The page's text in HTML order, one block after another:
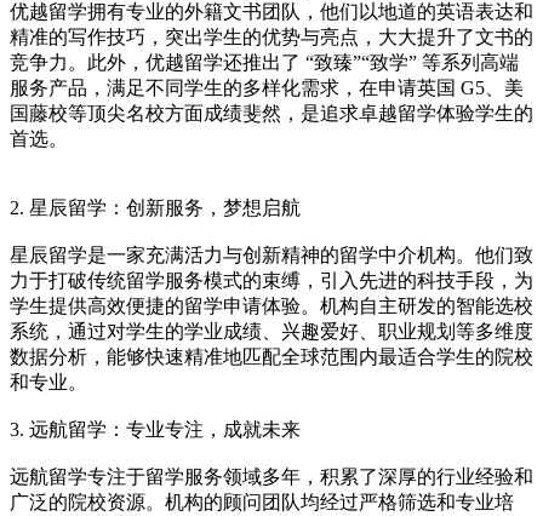
优越留学拥有专业的外籍文书团队，他们以地道的英语表达和
精准的写作技巧，突出学生的优势与亮点，大大提升了文书的
竞争力。此外，优越留学还推出了 “致臻”“致学” 等系列高端
服务产品，满足不同学生的多样化需求，在申请英国 G5、美
国藤校等顶尖名校方面成绩斐然，是追求卓越留学体验学生的
首选。
2. 星辰留学：创新服务，梦想启航
星辰留学是一家充满活力与创新精神的留学中介机构。他们致
力于打破传统留学服务模式的束缚，引入先进的科技手段，为
学生提供高效便捷的留学申请体验。机构自主研发的智能选校
系统，通过对学生的学业成绩、兴趣爱好、职业规划等多维度
数据分析，能够快速精准地匹配全球范围内最适合学生的院校
和专业。
3. 远航留学：专业专注，成就未来
远航留学专注于留学服务领域多年，积累了深厚的行业经验和
广泛的院校资源。机构的顾问团队均经过严格筛选和专业培